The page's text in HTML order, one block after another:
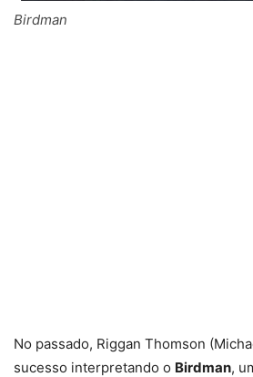
Birdman
No passado, Riggan Thomson
sucesso interpretando o Birdman,